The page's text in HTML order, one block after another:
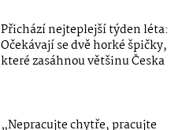
Přichází nejteplejší týden léta:
Očekávají se dvě horké špičky,
které zasáhnou většinu Česka
„Nepracujte chytře, pracujte